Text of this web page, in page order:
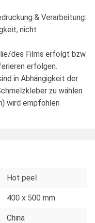
& Verarbeitung:
nicht
des Films erfolgt bzw.
erfolgen.
in Abhängigkeit der
zu wählen.
wird empfohlen
Hot peel
400 x 500 mm
China